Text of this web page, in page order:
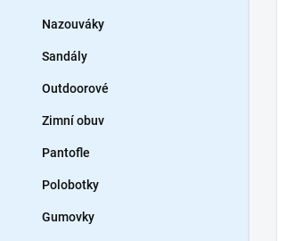
Nazouváky
Sandály
Outdoorové
Zimní obuv
Pantofle
Polobotky
Gumovky